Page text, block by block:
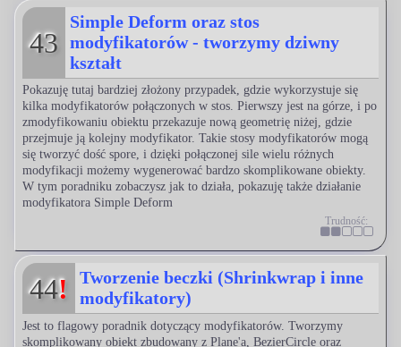
43
Trudność:
Simple Deform oraz stos
modyfikatorów - tworzymy dziwny
kształt
Pokazuję tutaj bardziej złożony przypadek, gdzie wykorzystuje się
kilka modyfikatorów połączonych w stos. Pierwszy jest na górze, i po
zmodyfikowaniu obiektu przekazuje nową geometrię niżej, gdzie
przejmuje ją kolejny modyfikator. Takie stosy modyfikatorów mogą
się tworzyć dość spore, i dzięki połączonej sile wielu różnych
modyfikacji możemy wygenerować bardzo skomplikowane obiekty.
W tym poradniku zobaczysz jak to działa, pokazuję także działanie
modyfikatora Simple Deform
44!
Tworzenie beczki (Shrinkwrap i inne
modyfikatory)
Jest to flagowy poradnik dotyczący modyfikatorów. Tworzymy
skomplikowany obiekt zbudowany z Plane'a, BezierCircle oraz